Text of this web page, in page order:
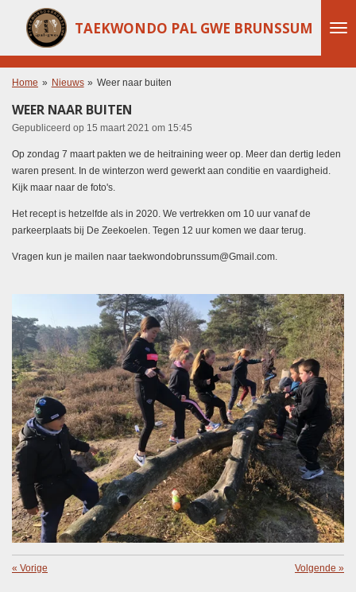
direct
de
hoofdinhoud
TAEKWONDO PAL GWE BRUNSSUM
Home » Nieuws » Weer naar buiten
WEER NAAR BUITEN
Gepubliceerd op 15 maart 2021 om 15:45
Op zondag 7 maart pakten we de heitraining weer op. Meer dan dertig leden
waren present. In de winterzon werd gewerkt aan conditie en vaardigheid.
Kijk maar naar de foto's.
Het recept is hetzelfde als in 2020. We vertrekken om 10 uur vanaf de
parkeerplaats bij De Zeekoelen. Tegen 12 uur komen we daar terug.
Vragen kun je mailen naar taekwondobrunssum@Gmail.com.
« Vorige Volgende »